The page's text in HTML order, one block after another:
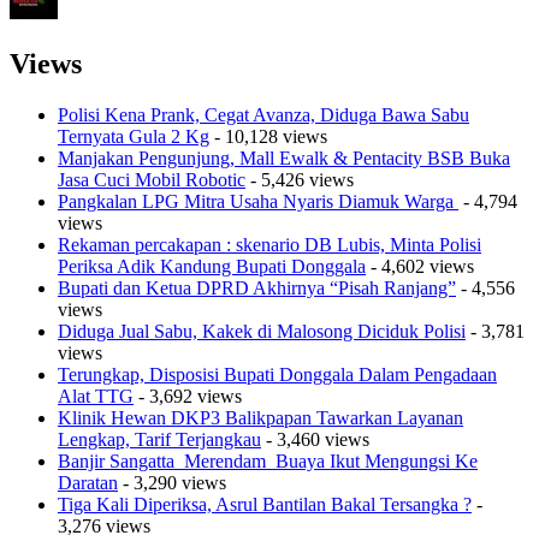
Views
Polisi Kena Prank, Cegat Avanza, Diduga Bawa Sabu
Ternyata Gula 2 Kg - 10,128 views
Manjakan Pengunjung, Mall Ewalk & Pentacity BSB Buka
Jasa Cuci Mobil Robotic - 5,426 views
Pangkalan LPG Mitra Usaha Nyaris Diamuk Warga - 4,794
views
Rekaman percakapan : skenario DB Lubis, Minta Polisi
Periksa Adik Kandung Bupati Donggala - 4,602 views
Bupati dan Ketua DPRD Akhirnya “Pisah Ranjang” - 4,556
views
Diduga Jual Sabu, Kakek di Malosong Diciduk Polisi - 3,781
views
Terungkap, Disposisi Bupati Donggala Dalam Pengadaan
Alat TTG - 3,692 views
Klinik Hewan DKP3 Balikpapan Tawarkan Layanan
Lengkap, Tarif Terjangkau - 3,460 views
Banjir Sangatta Merendam Buaya Ikut Mengungsi Ke
Daratan - 3,290 views
Tiga Kali Diperiksa, Asrul Bantilan Bakal Tersangka ? -
3,276 views